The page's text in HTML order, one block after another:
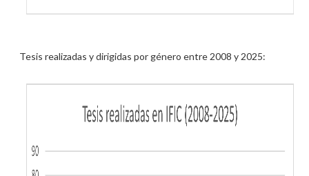
Tesis realizadas y dirigidas por género entre 2008 y 2025: